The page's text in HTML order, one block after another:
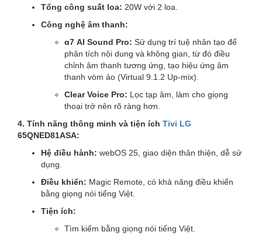
Tổng công suất loa: 20W với 2 loa.
Công nghệ âm thanh:
α7 AI Sound Pro: Sử dụng trí tuệ nhân tạo để
phân tích nội dung và không gian, từ đó điều
chỉnh âm thanh tương ứng, tạo hiệu ứng âm
thanh vòm ảo (Virtual 9.1.2 Up-mix).
Clear Voice Pro: Lọc tạp âm, làm cho giọng
thoại trở nên rõ ràng hơn.
4. Tính năng thông minh và tiện ích Tivi LG
65QNED81ASA:
Hệ điều hành: webOS 25, giao diện thân thiện, dễ sử
dụng.
Điều khiển: Magic Remote, có khả năng điều khiển
bằng giọng nói tiếng Việt.
Tiện ích:
Tìm kiếm bằng giọng nói tiếng Việt.